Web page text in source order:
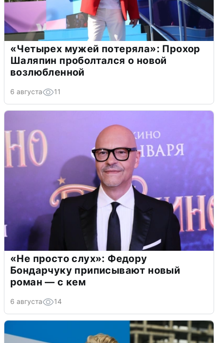
«Четырех мужей потеряла»: Прохор
Шаляпин проболтался о новой
возлюбленной
6 августа 11
«Не просто слух»: Федору
Бондарчуку приписывают новый
роман — с кем
6 августа 14